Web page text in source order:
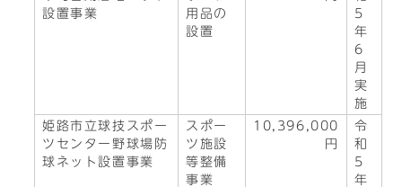
設置事業
用品の
設置
5
年
6
月
実
施
姫路市立球技スポー
ツセンター野球場防
球ネット設置事業
スポー
ツ施設
等整備
事業
10,396,000
円
令
和
5
年